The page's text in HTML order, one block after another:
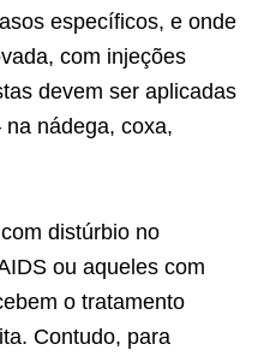
específicos, e onde
com injeções
devem ser aplicadas
nádega, coxa,
distúrbio no
ou aqueles com
o tratamento
Contudo, para